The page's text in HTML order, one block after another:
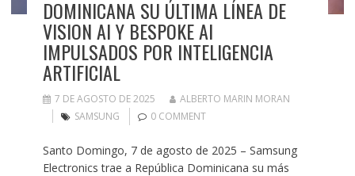
DOMINICANA SU ÚLTIMA LÍNEA DE
VISION AI Y BESPOKE AI
IMPULSADOS POR INTELIGENCIA
ARTIFICIAL
7 DE AGOSTO DE 2025
ALBERTO MARIN MORAN
SAMSUNG
0 COMMENT
Santo Domingo, 7 de agosto de 2025 – Samsung
Electronics trae a República Dominicana su más